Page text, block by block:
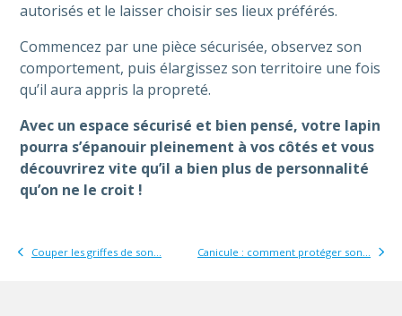
autorisés et le laisser choisir ses lieux préférés.
Commencez par une pièce sécurisée, observez son
comportement, puis élargissez son territoire une fois
qu’il aura appris la propreté.
Avec un espace sécurisé et bien pensé, votre lapin
pourra s’épanouir pleinement à vos côtés et vous
découvrirez vite qu’il a bien plus de personnalité
qu’on ne le croit !
Couper les griffes de son... Canicule : comment protéger son...